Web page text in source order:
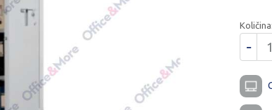
Količina: